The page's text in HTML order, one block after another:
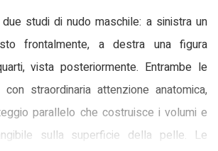
studi di nudo maschile: a sinistra un
frontalmente, a destra una figura
vista posteriormente. Entrambe le
straordinaria attenzione anatomica,
parallelo che costruisce i volumi e
sulla superficie della pelle. Le